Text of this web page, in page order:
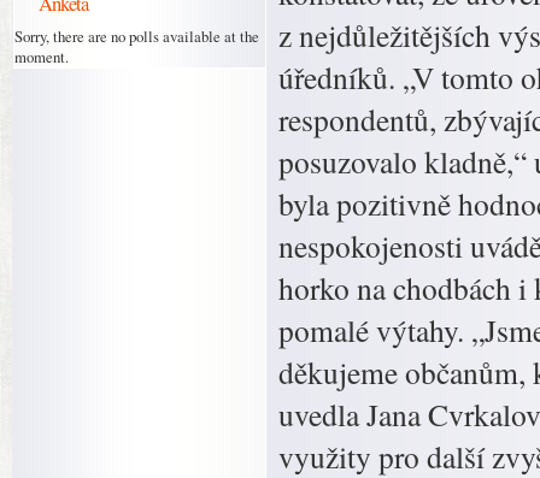
Sorry, there are no polls available at the
moment.
z nejdůležitějších
úředníků. „V tomto
respondentů,
posuzovalo
byla pozitivně
nespokojenosti
horko na chodbách
pomalé výtahy.
děkujeme občanům,
uvedla Jana
využity pro další